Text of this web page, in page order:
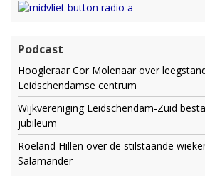
Podcast
Hoogleraar Cor Molenaar over
Leidschendamse centrum
Wijkvereniging Leidschendam-Zuid
jubileum
Roeland Hillen over de stilstaande
Salamander